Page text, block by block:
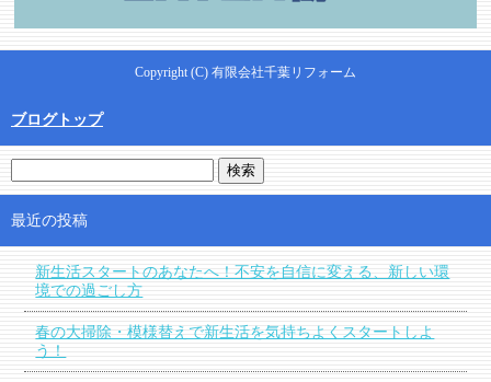
Copyright (C) 有限会社千葉リフォーム
ブログトップ
最近の投稿
新生活スタートのあなたへ！不安を自信に変える、新しい環
境での過ごし方
春の大掃除・模様替えで新生活を気持ちよくスタートしよ
う！